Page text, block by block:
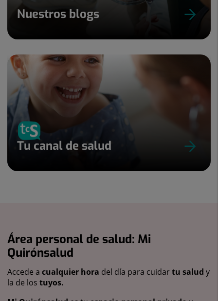
Nuestros blogs
Tu canal de salud
Área personal de salud: Mi
Quirónsalud
Accede a cualquier hora del día para cuidartu salud y
la de los tuyos.